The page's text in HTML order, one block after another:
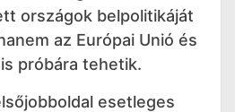
országok belpolitikáját
az Európai Unió és
próbára tehetik.
esetleges